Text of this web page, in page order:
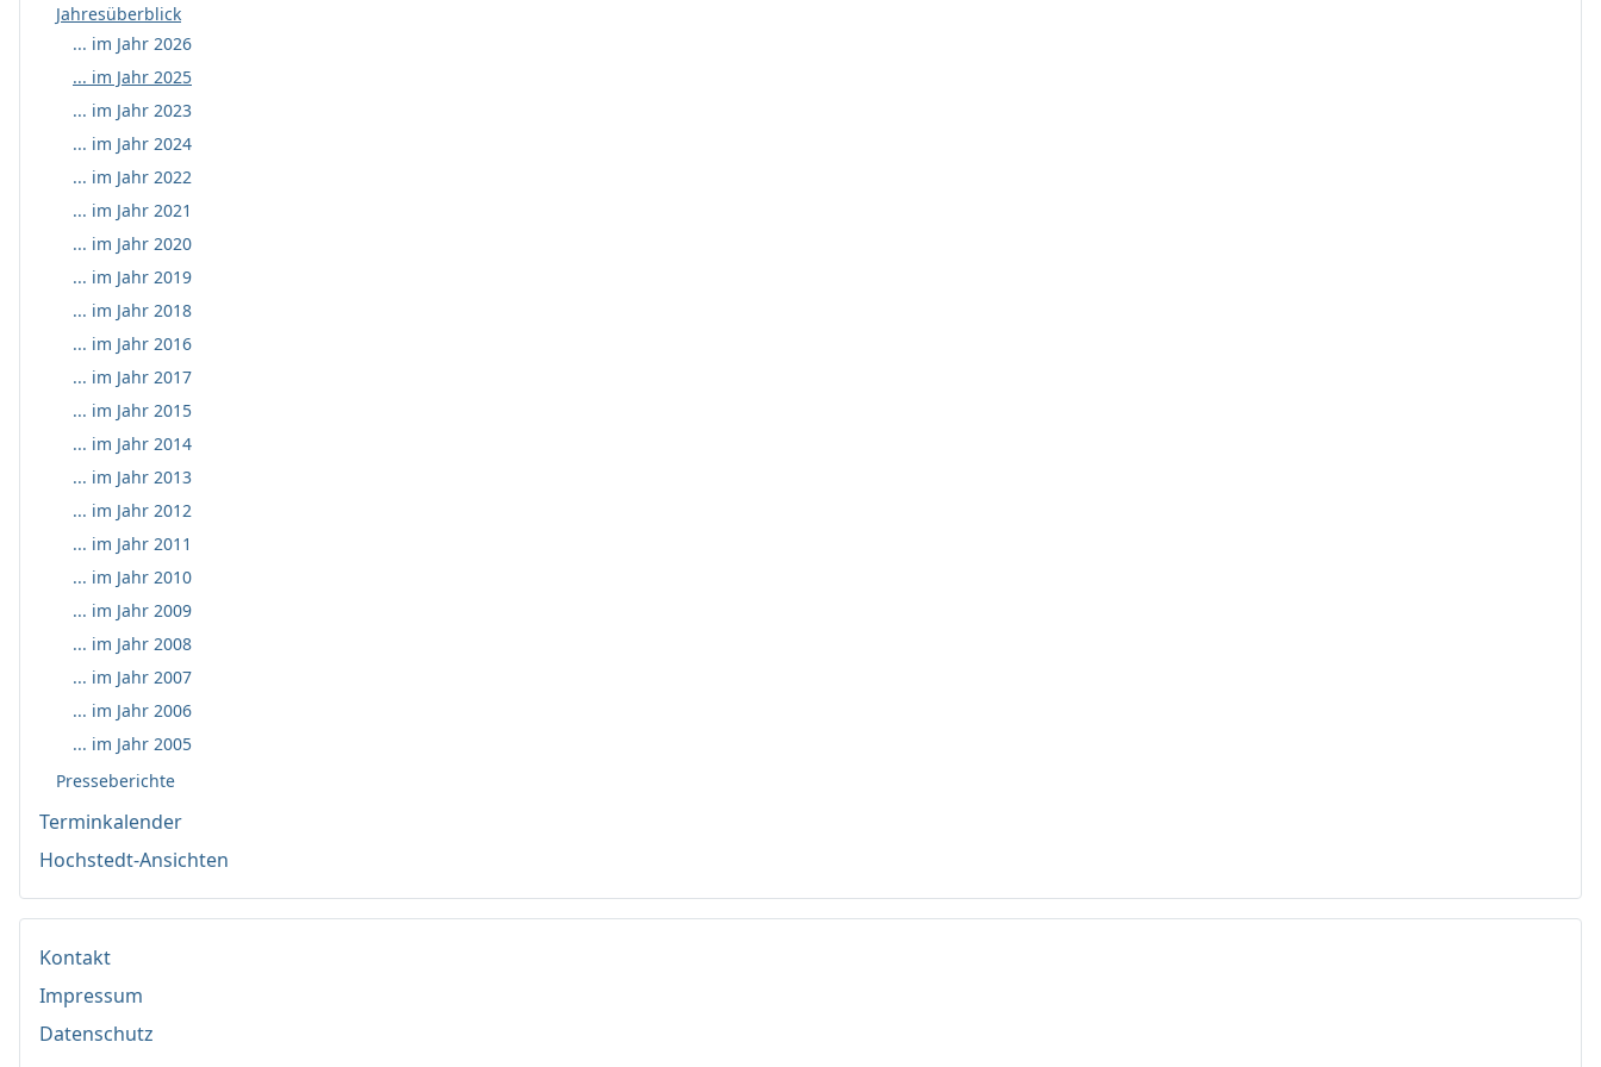
Jahresüberblick
... im Jahr 2026
... im Jahr 2025
... im Jahr 2023
... im Jahr 2024
... im Jahr 2022
... im Jahr 2021
... im Jahr 2020
... im Jahr 2019
... im Jahr 2018
... im Jahr 2016
... im Jahr 2017
... im Jahr 2015
... im Jahr 2014
... im Jahr 2013
... im Jahr 2012
... im Jahr 2011
... im Jahr 2010
... im Jahr 2009
... im Jahr 2008
... im Jahr 2007
... im Jahr 2006
... im Jahr 2005
Presseberichte
Terminkalender
Hochstedt-Ansichten
Kontakt
Impressum
Datenschutz